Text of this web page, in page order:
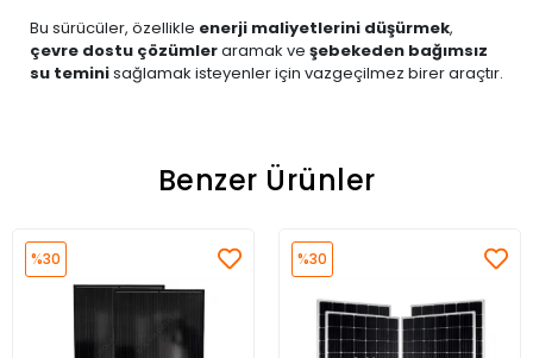
Bu sürücüler, özellikle enerji maliyetlerini düşürmek,
çevre dostu çözümleraramak ve şebekeden bağımsız
su teminisağlamak isteyenler için vazgeçilmez birer araçtır.
Benzer Ürünler
%30 %30